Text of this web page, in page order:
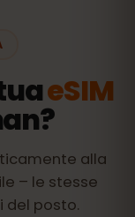
eSIM
alla
– le stesse
del posto.